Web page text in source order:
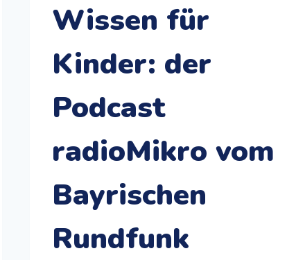
Wissen für
Kinder: der
Podcast
radioMikro vom
Bayrischen
Rundfunk